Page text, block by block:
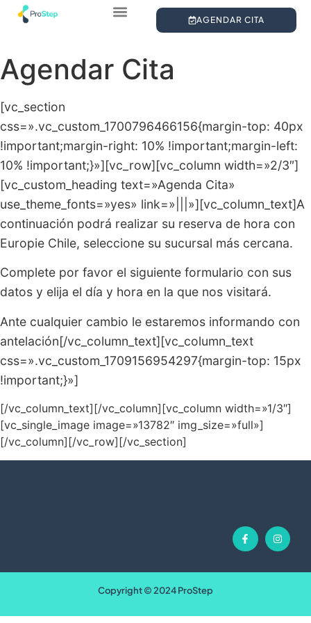
AGENDAR CITA
Agendar Cita
[vc_section
css=».vc_custom_1700796466156{margin-top: 40px
!important;margin-right: 10% !important;margin-left:
10% !important;}»][vc_row][vc_column width=»2/3″]
[vc_custom_heading text=»Agenda Cita»
use_theme_fonts=»yes» link=»|||»][vc_column_text]A
continuación podrá realizar su reserva de hora con
Europie Chile, seleccione su sucursal más cercana.
Complete por favor el siguiente formulario con sus
datos y elija el día y hora en la que nos visitará.
Ante cualquier cambio le estaremos informando con
antelación[/vc_column_text][vc_column_text
css=».vc_custom_1709156954297{margin-top: 15px
!important;}»]
[/vc_column_text][/vc_column][vc_column width=»1/3″]
[vc_single_image image=»13782″ img_size=»full»]
[/vc_column][/vc_row][/vc_section]
Copyright © 2024 ProStep